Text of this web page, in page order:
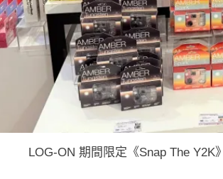
LOG-ON 期間限定《Snap The